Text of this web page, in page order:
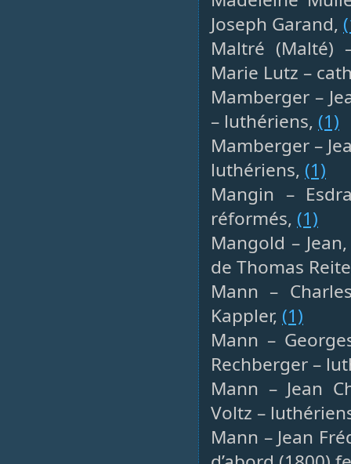
Joseph Garand,
Maltré (Malté)
Marie Lutz –
Mamberger –
– luthériens, (1)
Mamberger –
luthériens, (1)
Mangin –
réformés, (1)
Mangold –
de Thomas
Mann –
Kappler, (1)
Mann –
Rechberger –
Mann – Jean
Voltz –
Mann – Jean